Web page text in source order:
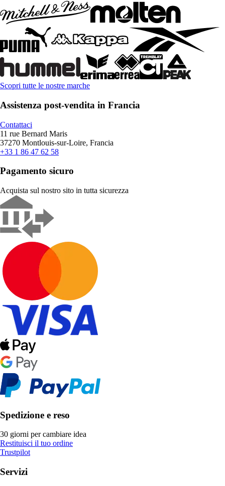
Scopri tutte le nostre marche
Assistenza post-vendita in Francia
Contattaci
11 rue Bernard Maris
37270 Montlouis-sur-Loire, Francia
+33 1 86 47 62 58
Pagamento sicuro
Acquista sul nostro sito in tutta sicurezza
Spedizione e reso
30 giorni per cambiare idea
Restituisci il tuo ordine
Trustpilot
Servizi